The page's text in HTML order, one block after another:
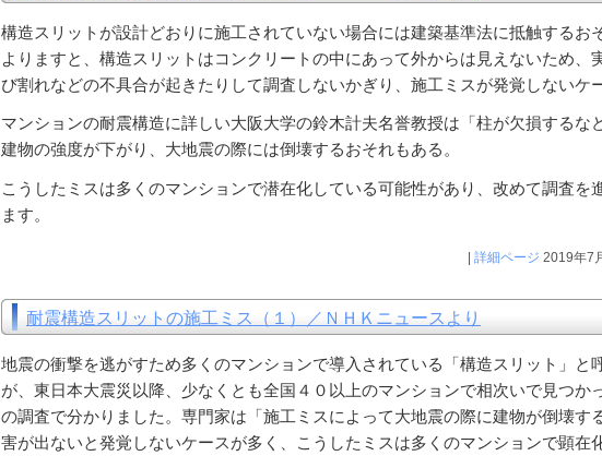
構造スリットが設計どおりに施工されていない場合には建築基準法に抵触するお
よりますと、構造スリットはコンクリートの中にあって外からは見えないため、
び割れなどの不具合が起きたりして調査しないかぎり、施工ミスが発覚しないケ
マンションの耐震構造に詳しい大阪大学の鈴木計夫名誉教授は「柱が欠損するな
建物の強度が下がり、大地震の際には倒壊するおそれもある。
こうしたミスは多くのマンションで潜在化している可能性があり、改めて調査を
ます。
詳細ページ 2019年7
耐震構造スリットの施工ミス（１）／ＮＨＫニュースより
地震の衝撃を逃がすため多くのマンションで導入されている「構造スリット」と
が、東日本大震災以降、少なくとも全国４０以上のマンションで相次いで見つか
の調査で分かりました。専門家は「施工ミスによって大地震の際に建物が倒壊す
害が出ないと発覚しないケースが多く、こうしたミスは多くのマンションで顕在